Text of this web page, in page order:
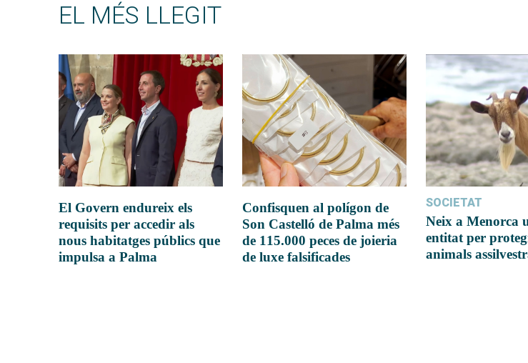
EL MÉS LLEGIT
El Govern endureix els
requisits per accedir als
nous habitatges públics que
impulsa a Palma
Confisquen al polígon de
Son Castelló de Palma més
de 115.000 peces de joieria
de luxe falsificades
SOCIETAT
Neix a Menorca
entitat per
animals